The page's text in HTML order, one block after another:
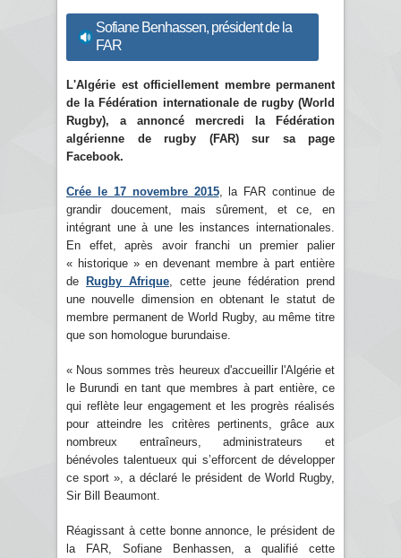
Sofiane Benhassen, président de la
FAR
L'Algérie est officiellement membre permanent
de la Fédération internationale de rugby (World
Rugby), a annoncé mercredi la Fédération
algérienne de rugby (FAR) sur sa page
Facebook.
Crée le 17 novembre 2015, la FAR continue de
grandir doucement, mais sûrement, et ce, en
intégrant une à une les instances internationales.
En effet, après avoir franchi un premier palier
« historique » en devenant membre à part entière
de Rugby Afrique , cette jeune fédération prend
une nouvelle dimension en obtenant le statut de
membre permanent de World Rugby, au même titre
que son homologue burundaise.
« Nous sommes très heureux d'accueillir l'Algérie et
le Burundi en tant que membres à part entière, ce
qui reflète leur engagement et les progrès réalisés
pour atteindre les critères pertinents, grâce aux
nombreux entraîneurs, administrateurs et
bénévoles talentueux qui s’efforcent de développer
ce sport », a déclaré le président de World Rugby,
Sir Bill Beaumont.
Réagissant à cette bonne annonce, le président de
la FAR, Sofiane Benhassen, a qualifié cette